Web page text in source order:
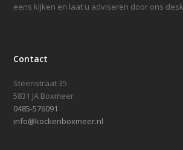
eens kijken en laat u adviseren door ons
Contact
Steenstraat 35
5831 JA Boxmeer
0485-576091
info@kockenboxmeer.nl